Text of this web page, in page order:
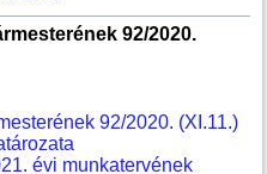
92/2020.
92/2020. (XI.11.)
évi munkatervének